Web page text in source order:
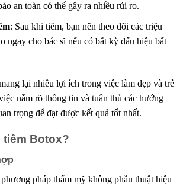
an toàn có thể gây ra nhiều rủi ro.
: Sau khi tiêm, bạn nên theo dõi các triệu
ngay cho bác sĩ nếu có bất kỳ dấu hiệu bất
lại nhiều lợi ích trong việc làm đẹp và trẻ
nắm rõ thông tin và tuân thủ các hướng
trọng để đạt được kết quả tốt nhất.
tiêm Botox?
pháp thẩm mỹ không phẫu thuật hiệu